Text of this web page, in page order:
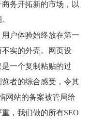
务开拓新的市场，以
户体验始终放在第一
实的外壳。网页设
一个复制粘贴的过
者的综合感受，令其
网站的备案被管局给
，我们做的所有SEO